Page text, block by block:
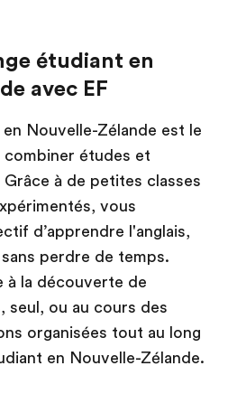
étudiant en
avec EF
Nouvelle-Zélande est le
combiner études et
à de petites classes
vous
d’apprendre l'anglais,
perdre de temps.
à la découverte de
seul, ou au cours des
organisées tout au long
en Nouvelle-Zélande.